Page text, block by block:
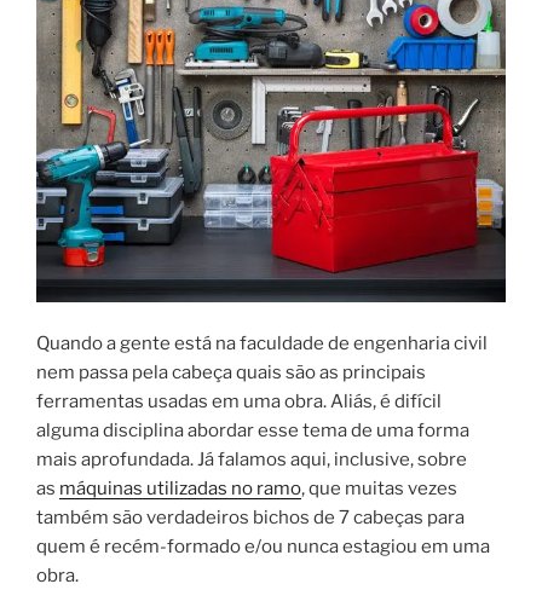
Quando a gente está na faculdade de engenharia civil
nem passa pela cabeça quais são as principais
ferramentas usadas em uma obra. Aliás, é difícil
alguma disciplina abordar esse tema de uma forma
mais aprofundada. Já falamos aqui, inclusive, sobre
as máquinas utilizadas no ramo, que muitas vezes
também são verdadeiros bichos de 7 cabeças para
quem é recém-formado e/ou nunca estagiou em uma
obra.